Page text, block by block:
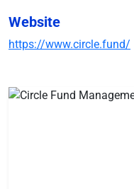
Website
https://www.circle.fund/